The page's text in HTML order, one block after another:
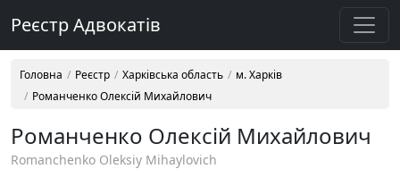
Реєстр Адвокатів
Головна Реєстр Харківська область
м. Харків
Романченко Олексій Михайлович
Романченко Олексій Михайлович
Romanchenko Oleksiy Mihaylovich